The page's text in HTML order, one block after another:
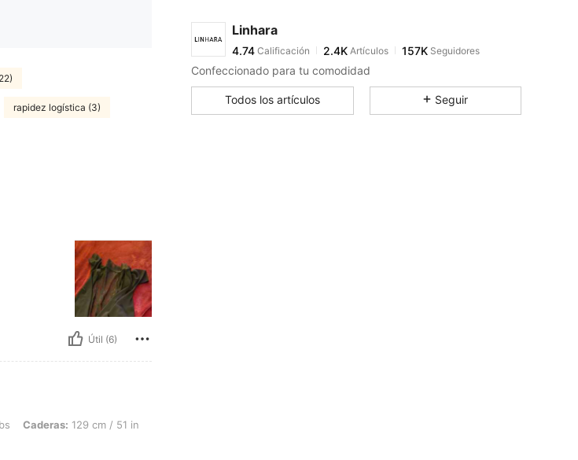
rapidez logística (3)
Útil (6)
/ 51 in, Cintura: 96 cm / 38 in, Busto: 120 cm / 47.2 in, Color: Negro, Talla: 4XL
Caderas: 129 cm / 51 in
Linhara
4.74 Calificación
l***1pagó Hace 21 horas
4.74 2.4K 157K
Confeccionado para tu comodidad
Todos los artículos Seguir